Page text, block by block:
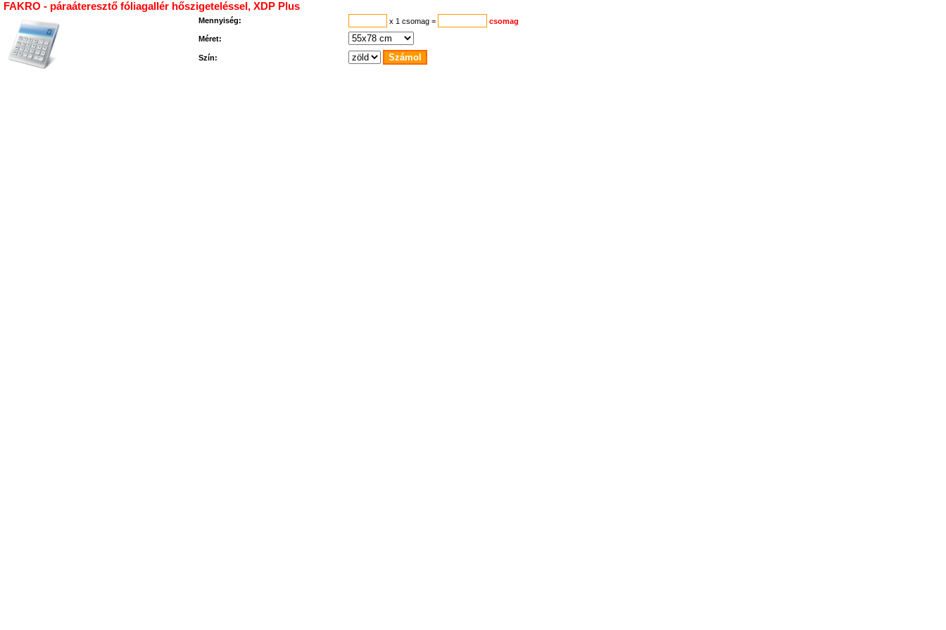
FAKRO - páraáteresztő fóliagallér hőszigeteléssel, XDP Plus
Mennyiség: x 1 csomag = csomag
Méret:
Szín: